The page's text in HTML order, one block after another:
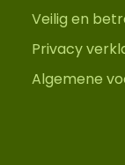
Veilig en
Privacy
Algemene